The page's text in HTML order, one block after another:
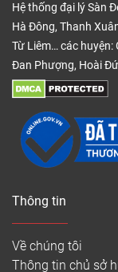
Hệ thống đại lý Sàn
Hà Đông, Thanh
Từ Liêm… các huyện:
Đan Phượng, Hoài
Thông tin
Về chúng tôi
Thông tin chủ sở